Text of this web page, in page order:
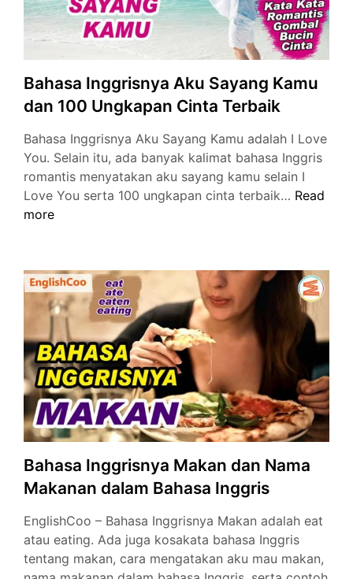
Bahasa Inggrisnya Aku Sayang Kamu
dan 100 Ungkapan Cinta Terbaik
Bahasa Inggrisnya Aku Sayang Kamu adalah I Love
You. Selain itu, ada banyak kalimat bahasa Inggris
romantis menyatakan aku sayang kamu selain I
Love You serta 100 ungkapan cinta terbaik… Bahasa
Kamu
dan
100
Cinta
Terbaik
Read
more
Bahasa Inggrisnya Makan dan Nama
Makanan dalam Bahasa Inggris
EnglishCoo – Bahasa Inggrisnya Makan adalah eat
atau eating. Ada juga kosakata bahasa Inggris
tentang makan, cara mengatakan aku mau makan,